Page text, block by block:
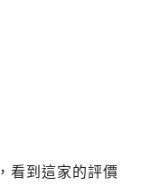
看到這家的評價